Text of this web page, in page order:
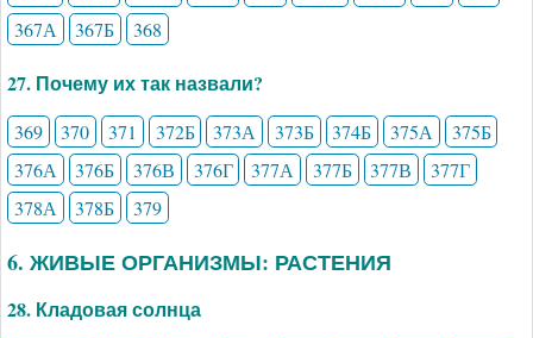
367А
367Б 368
27. Почему их так назвали?
369 370 371 372Б 373А 373Б 374Б 375А
375Б
376А
376Б 376В 376Г 377А 377Б 377В
377Г
378А
378Б 379
6. ЖИВЫЕ ОРГАНИЗМЫ: РАСТЕНИЯ
28. Кладовая солнца